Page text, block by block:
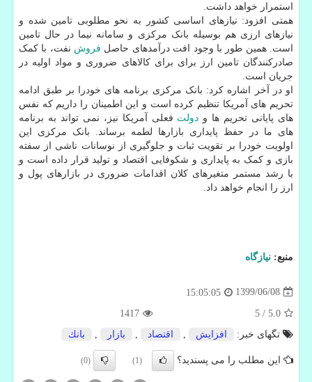
استمرار خواهد داشت.
همتی افزود: نیازهای اساسی کشور به نحو مطلوبی تامین شده و
نیازهای ارزی هم بوسیله بانک مرکزی و سامانه نیما در حال تامین
است. همین طور با وجود افت درآمدهای حاصل فروش نفت، با کمک
صادرکنندگان تامین ارز برای برای کالاهای ضروری و مواد اولیه در
جریان است.
او در آخر اشاره کرد: بانک مرکزی برنامه های خودرا بر طبق ادامه
تحریم های آمریکا تنظیم کرده است و این اطمینان را داریم که نفس
های پایانی تحریم ها و دولت فعلی آمریکا نیز، نمی تواند به برنامه
های ما در حفظ پایداری بازارها لطمه برساند. بانک مرکزی این
اولویت خودرا بر تقویت ثبات و جلوگیری از نوسانات ناشی از سفته
بازی و کمک به پایداری و شکوفایی اقتصاد و تولید قرار داده است و
با رشد مستمر متغیرهای کلان اقدامات ضروری در بازارهای پول و
ارز را انجام خواهد داد.
منبع: نیازگاه
1399/06/08
15:05:05
5.0
/
5
1417
تگهای خبر:
افزایش اقتصاد بازار بانك
این مطلب را می پسندید؟ (1)
(0)